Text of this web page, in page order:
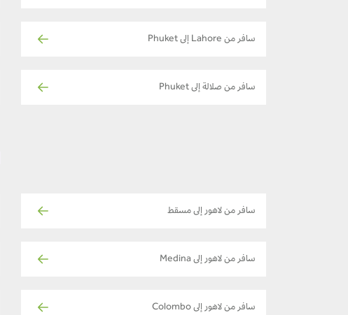
سافر من Lahore إلى Phuket
سافر من صلالة إلى Phuket
سافر من لاهور إلى مسقط
سافر من لاهور إلى Medina
سافر من لاهور إلى Colombo